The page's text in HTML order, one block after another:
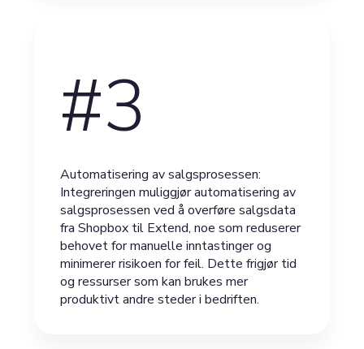
#3
Automatisering av salgsprosessen:
Integreringen muliggjør automatisering av
salgsprosessen ved å overføre salgsdata
fra Shopbox til Extend, noe som reduserer
behovet for manuelle inntastinger og
minimerer risikoen for feil. Dette frigjør tid
og ressurser som kan brukes mer
produktivt andre steder i bedriften.